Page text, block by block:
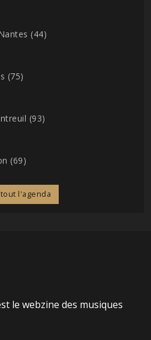
(44)
(75)
(93)
(69)
l'agenda
le webzine des musiques